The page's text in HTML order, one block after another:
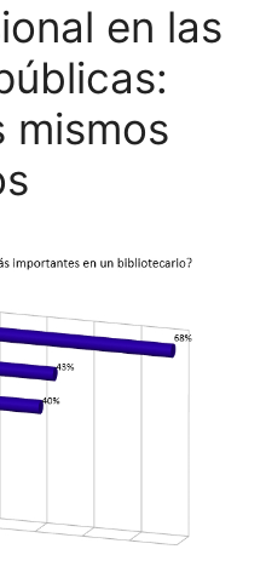
en las
mismos